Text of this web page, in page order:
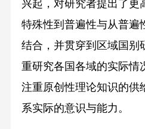
兴起，对研究者提出了更
特殊性到普遍性与从普遍
结合，并贯穿到区域国别
重研究各国各域的实际情
注重原创性理论知识的供
系实际的意识与能力。